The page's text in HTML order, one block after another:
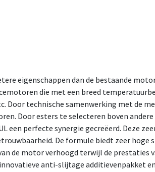
eigenschappen dan de bestaande
die met een breed
Door technische samenwerking met de
Door esters te selecteren boven
perfecte synergie gecreëerd. Deze
De formule biedt zeer hoge
de motor verhoogd terwijl de prestaties
anti-slijtage additievenpakket